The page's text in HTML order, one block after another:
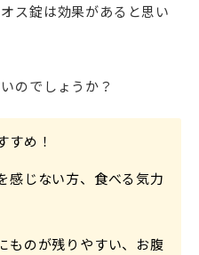
ス錠は効果があると思い
のでしょうか？
すめ！
感じない方、食べる気力
ものが残りやすい、お腹